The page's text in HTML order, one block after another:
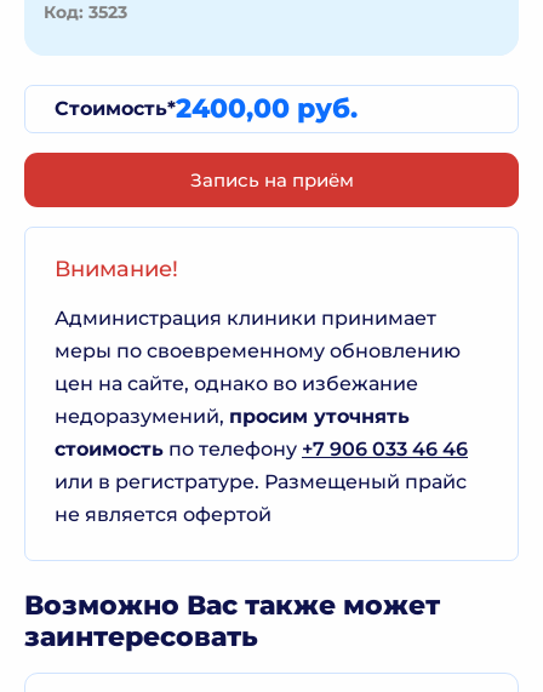
Код: 3523
Стоимость*2400,00 руб.
Запись на приём
Внимание!
Администрация клиники принимает
меры по своевременному обновлению
цен на сайте, однако во избежание
недоразумений, просим уточнять
стоимость по телефону +7 906 033 46 46
или в регистратуре. Размещеный прайс
не является офертой
Возможно Вас также может
заинтересовать